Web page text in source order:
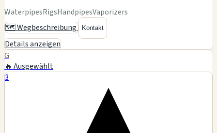
WaterpipesRigsHandpipesVaporizers
🗺️ Wegbeschreibung
Kontakt
Details anzeigen
G
🔥 Ausgewählt
3